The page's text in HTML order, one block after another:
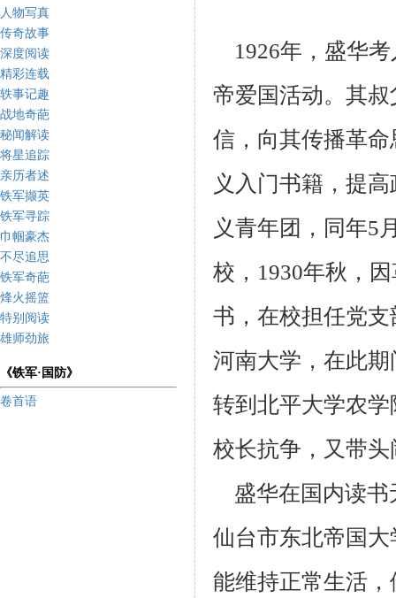
人物写真
传奇故事
深度阅读
精彩连载
轶事记趣
战地奇葩
秘闻解读
将星追踪
亲历者述
铁军撷英
铁军寻踪
巾帼豪杰
不尽追思
铁军奇葩
烽火摇篮
特别阅读
雄师劲旅
《铁军·国防》
卷首语
1926年，盛华考
帝爱国活动。其
信，向其传播革命
义入门书籍，提
义青年团，同年5
校，1930年秋，
书，在校担任党支
河南大学，在此
转到北平大学农
校长抗争，又带
盛华在国内读书
仙台市东北帝国
能维持正常生活，